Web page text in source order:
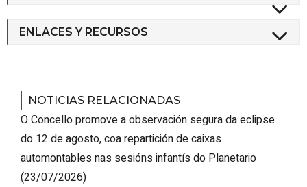
ENLACES Y RECURSOS
NOTICIAS RELACIONADAS
O Concello promove a observación segura da eclipse
do 12 de agosto, coa repartición de caixas
automontables nas sesións infantís do Planetario
(23/07/2026)